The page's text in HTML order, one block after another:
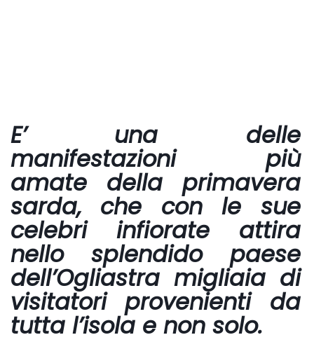
E’ una delle
manifestazioni più
amate della primavera
sarda, che con le sue
celebri infiorate attira
nello splendido paese
dell’Ogliastra migliaia di
visitatori provenienti da
tutta l’isola e non solo.